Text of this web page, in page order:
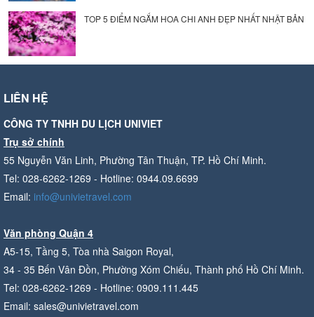
TOP 5 ĐIỂM NGẮM HOA CHI ANH ĐẸP NHẤT NHẬT BẢN
LIÊN HỆ
CÔNG TY TNHH DU LỊCH UNIVIET
Trụ sở chính
55 Nguyễn Văn Linh, Phường Tân Thuận, TP. Hồ Chí Minh.
Tel: 028-6262-1269 - Hotline: 0944.09.6699
Email: info@univietravel.com
Văn phòng Quận 4
A5-15, Tầng 5, Tòa nhà Saigon Royal,
34 - 35 Bến Vân Đồn, Phường Xóm Chiếu, Thành phố Hồ Chí Minh.
Tel: 028-6262-1269 - Hotline: 0909.111.445
Email: sales@univietravel.com